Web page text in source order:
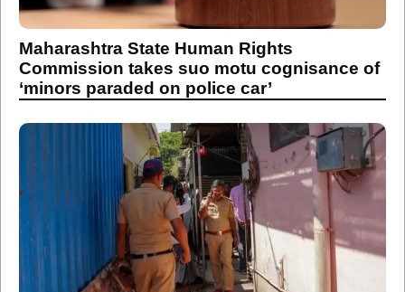
Maharashtra State Human Rights
Commission takes suo motu cognisance of
‘minors paraded on police car’